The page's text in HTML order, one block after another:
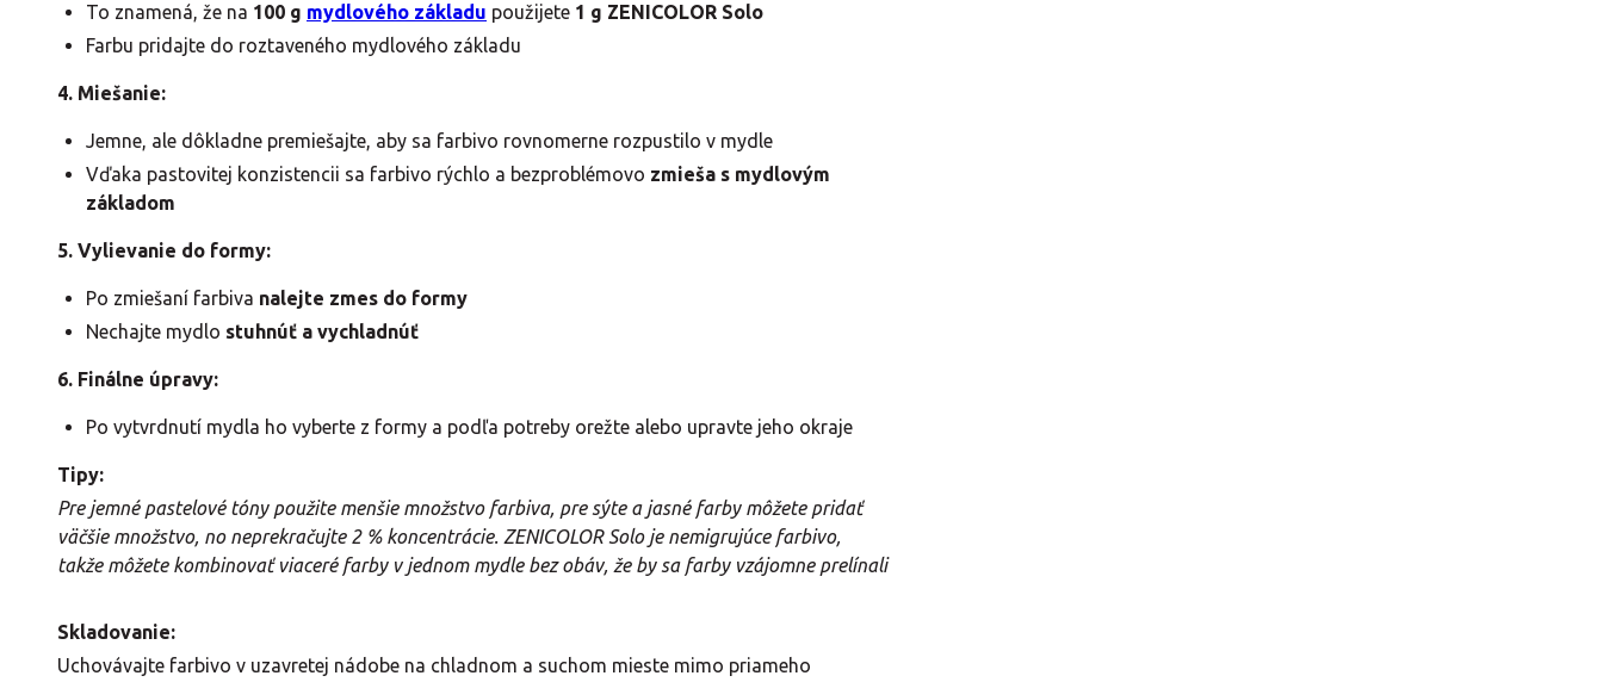
To znamená, že na 100 g mydlového základu použijete 1 g ZENICOLOR Solo
Farbu pridajte do roztaveného mydlového základu
4. Miešanie:
Jemne, ale dôkladne premiešajte, aby sa farbivo rovnomerne rozpustilo v mydle
Vďaka pastovitej konzistencii sa farbivo rýchlo a bezproblémovo zmieša s mydlovým
základom
5. Vylievanie do formy:
Po zmiešaní farbiva nalejte zmes do formy
Nechajte mydlo stuhnúť a vychladnúť
6. Finálne úpravy:
Po vytvrdnutí mydla ho vyberte z formy a podľa potreby orežte alebo upravte jeho okraje
Tipy:
Pre jemné pastelové tóny použite menšie množstvo farbiva, pre sýte a jasné farby môžete pridať
väčšie množstvo, no neprekračujte 2 % koncentrácie. ZENICOLOR Solo je nemigrujúce farbivo,
takže môžete kombinovať viaceré farby v jednom mydle bez obáv, že by sa farby vzájomne prelínali
Skladovanie:
Uchovávajte farbivo v uzavretej nádobe na chladnom a suchom mieste mimo priameho